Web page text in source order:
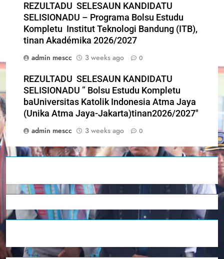
REZULTADU SELESAUN KANDIDATU
SELISIONADU – Programa Bolsu Estudu
Kompletu Institut Teknologi Bandung (ITB),
tinan Akadémika 2026/2027
admin mescc
3 weeks ago 0
REZULTADU SELESAUN KANDIDATU
SELISIONADU ” Bolsu Estudu Kompletu
baUniversitas Katolik Indonesia Atma Jaya
(Unika Atma Jaya-Jakarta)tinan2026/2027″
admin mescc
3 weeks ago 0